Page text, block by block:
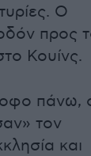
Ο
προς
Κουίνς.
πάνω,
τον
και